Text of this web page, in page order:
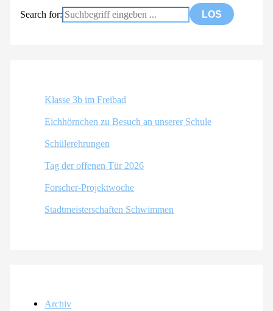
Search for:
Klasse 3b im Freibad
Eichhörnchen zu Besuch an unserer Schule
Schülerehrungen
Tag der offenen Tür 2026
Forscher-Projektwoche
Stadtmeisterschaften Schwimmen
Archiv